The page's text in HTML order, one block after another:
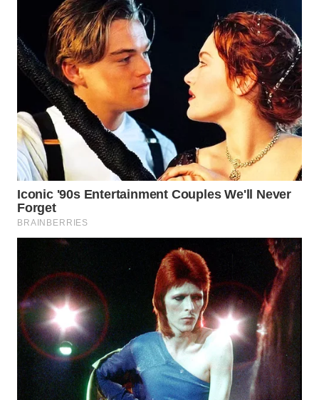
WAHANA
NEWS
WAHANA
TANI
WAHANA
ADVOKAT
WAHANA
INFRASTRUKTUR
KONSUMEN
WAHANA
LISTRIK
WAHANA
TRAVEL
WAHANA